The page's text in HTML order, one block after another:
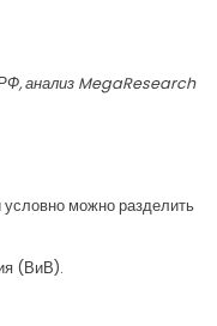
анализ MegaResearch
можно разделить
(ВиВ).